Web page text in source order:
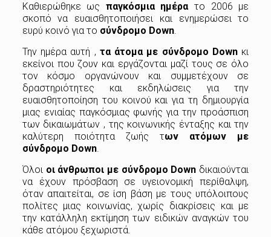
Καθιερώθηκε ως παγκόσμια ημέρατο 2006 με
σκοπό να ευαισθητοποιήσει και ενημερώσει το
ευρύ κοινό για το σύνδρομο Down.
Την ημέρα αυτή , τα άτομα με σύνδρομο Downκι
εκείνοι που ζουν και εργάζονται μαζί τους σε όλο
τον κόσμο οργανώνουν και συμμετέχουν σε
δραστηριότητες και εκδηλώσεις για την
ευαισθητοποίηση του κοινού και για τη δημιουργία
μιας ενιαίας παγκόσμιας φωνής για την προάσπιση
των δικαιωμάτων , της κοινωνικής ένταξης και την
καλύτερη ποιότητα ζωής των ατόμων με
σύνδρομο Down.
Όλοι οι άνθρωποι με σύνδρομο Down δικαιούνται
να έχουν πρόσβαση σε υγειονομική περίθαλψη,
όταν απαιτείται, σε ίση βάση με τους υπόλοιπους
πολίτες μιας κοινωνίας, χωρίς διακρίσεις και με
την κατάλληλη εκτίμηση των ειδικών αναγκών του
κάθε ατόμου ξεχωριστά.